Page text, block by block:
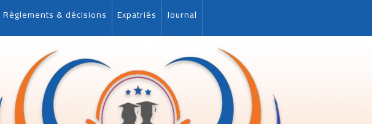
Règlements & décisions Expatriés Journal